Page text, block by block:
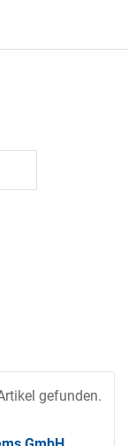
gefunden.
Datum